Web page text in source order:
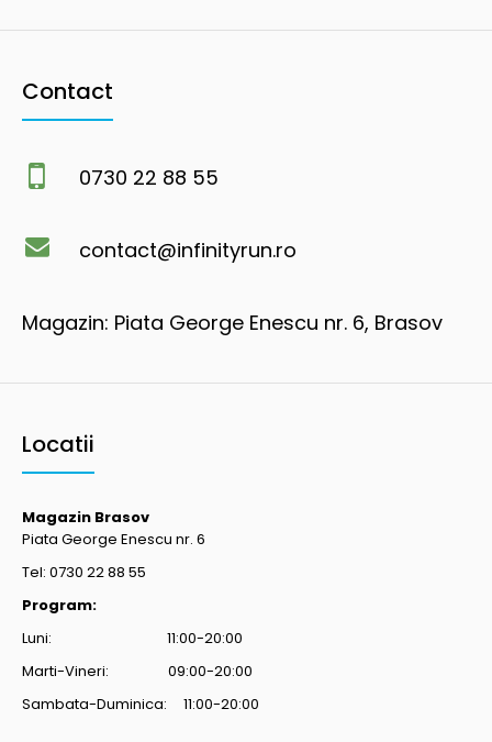
Contact
0730 22 88 55
contact@infinityrun.ro
Magazin: Piata George Enescu nr. 6, Brasov
Locatii
Magazin Brasov
Piata George Enescu nr. 6
Tel: 0730 22 88 55
Program:
Luni: 11:00-20:00
Marti-Vineri: 09:00-20:00
Sambata-Duminica: 11:00-20:00